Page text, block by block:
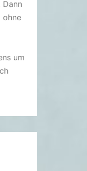
Dann
ohne
um